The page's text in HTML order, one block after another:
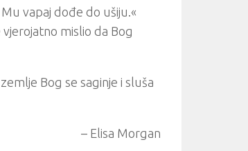
vapaj dođe do ušiju.«
mislio da Bog
Bog se saginje i sluša
– Elisa Morgan